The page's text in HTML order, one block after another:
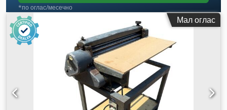
*по оглас/месечно
Мал оглас